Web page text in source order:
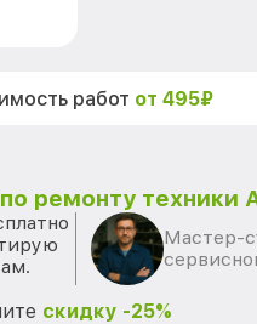
работ от 495₽
ремонту техники
Мастер-
скидку -25%